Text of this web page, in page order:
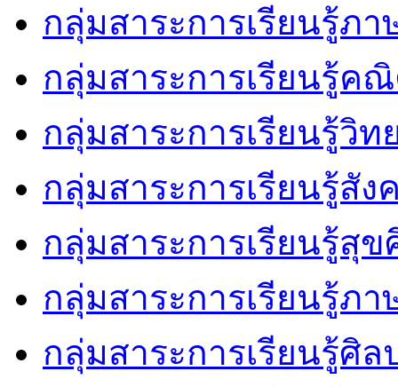
กลุ่มสาระการเรียนรู้ภา
กลุ่มสาระการเรียนรู้ค
กลุ่มสาระการเรียนรู้วิท
กลุ่มสาระการเรียนรู้สัง
กลุ่มสาระการเรียนรู้สุ
กลุ่มสาระการเรียนรู้ภา
กลุ่มสาระการเรียนรู้ศิล